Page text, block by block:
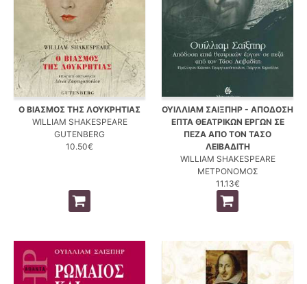
Ο ΒΙΑΣΜΟΣ ΤΗΣ ΛΟΥΚΡΗΤΙΑΣ
WILLIAM SHAKESPEARE
GUTENBERG
10.50€
ΟΥΙΛΛΙΑΜ ΣΑΙΞΠΗΡ - ΑΠΟΔΟΣΗ
ΕΠΤΑ ΘΕΑΤΡΙΚΩΝ ΕΡΓΩΝ ΣΕ
ΠΕΖΑ ΑΠΟ ΤΟΝ ΤΑΣΟ
ΛΕΙΒΑΔΙΤΗ
WILLIAM SHAKESPEARE
ΜΕΤΡΟΝΟΜΟΣ
11.13€